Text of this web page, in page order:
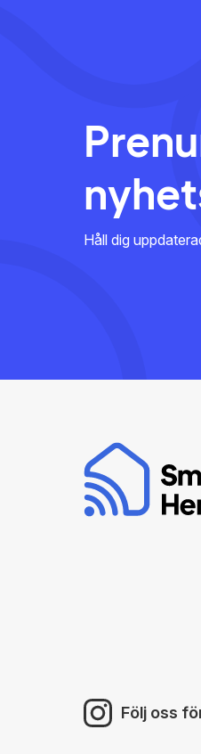
Håll dig
Följ oss